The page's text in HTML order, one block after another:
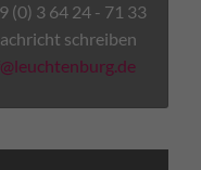
(0) 3 64 24 - 71 33
schreiben